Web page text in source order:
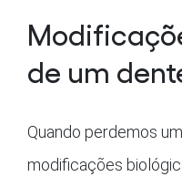
de um
Quando perdemos
modificações